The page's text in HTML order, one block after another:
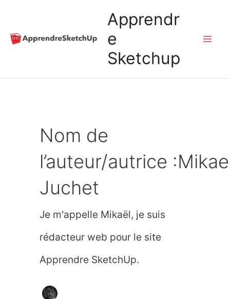
au
Apprendr
e
Sketchup
Nom de
l’auteur/autrice
Juchet
Je m'appelle Mikaël, je suis
rédacteur web pour le site
Apprendre SketchUp.